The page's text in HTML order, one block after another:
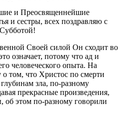
и Преосвященнейшие
и сестры, всех поздравляю с
Своей силой Он сходит во
означает, потому что ад и
человеческого опыта. На
том, что Христос по смерти
зла, по-разному
прекрасные произведения,
об этом по-разному говорили